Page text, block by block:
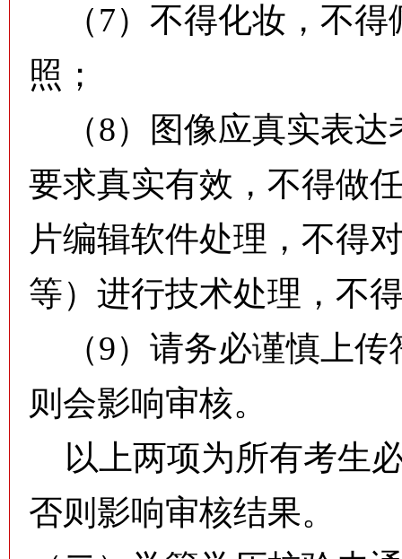
（7）不得化妆，不得
照；
（8）图像应真实表达
要求真实有效，不得做
片编辑软件处理，不得
等）进行技术处理，不
（9）请务必谨慎上传
则会影响审核。
以上两项为所有考生
否则影响审核结果。